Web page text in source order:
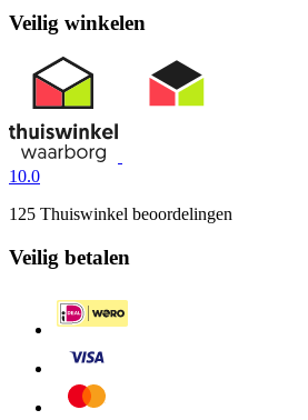
Veilig winkelen
10.0
125 Thuiswinkel beoordelingen
Veilig betalen